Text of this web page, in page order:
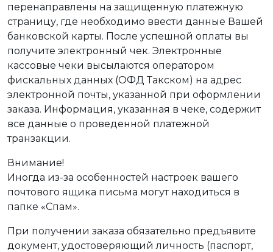
перенаправлены на защищенную платежную
страницу, где необходимо ввести данные Вашей
банковской карты. После успешной оплаты вы
получите электронный чек. Электронные
кассовые чеки высылаются оператором
фискальных данных (ОФД Такском) на адрес
электронной почты, указанной при оформлении
заказа. Информация, указанная в чеке, содержит
все данные о проведенной платежной
транзакции.
Внимание!
Иногда из-за особенностей настроек вашего
почтового ящика письма могут находиться в
папке «Спам».
При получении заказа обязательно предъявите
документ, удостоверяющий личность (паспорт,